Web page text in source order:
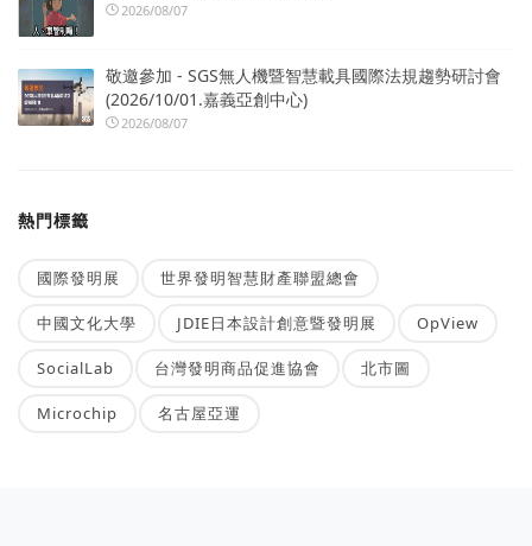
2026/08/07
敬邀參加 - SGS無人機暨智慧載具國際法規趨勢研討會
(2026/10/01.嘉義亞創中心)
2026/08/07
熱門標籤
國際發明展 世界發明智慧財產聯盟總會
中國文化大學 JDIE日本設計創意暨發明展 OpView
SocialLab 台灣發明商品促進協會 北市圖
Microchip 名古屋亞運